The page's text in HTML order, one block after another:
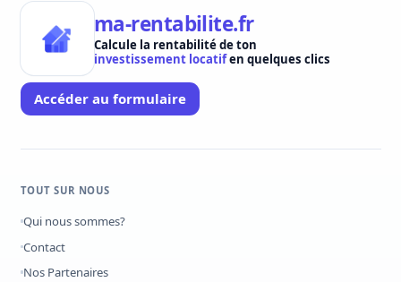
ma-rentabilite.fr
Calcule la rentabilité de ton
investissement locatifen quelques clics
Accéder au formulaire
TOUT SUR NOUS
Qui nous sommes?
Contact
Nos Partenaires